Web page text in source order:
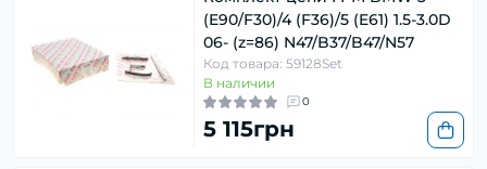
(E90/F30)/4 (F36)/5 (E61) 1.5-3.0D
06- (z=86) N47/B37/B47/N57
Код товара: 59128Set
В наличии
0
5 115грн